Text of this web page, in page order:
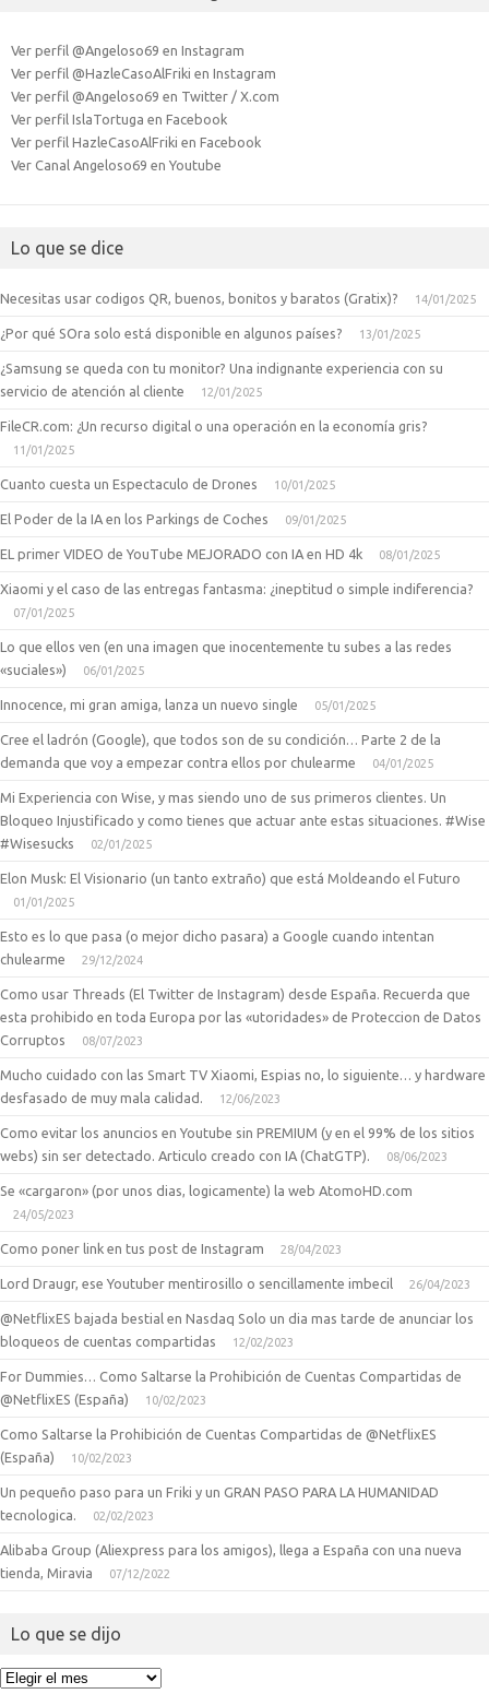
Ver perfil @Angeloso69 en Instagram
Ver perfil @HazleCasoAlFriki en Instagram
Ver perfil @Angeloso69 en Twitter / X.com
Ver perfil IslaTortuga en Facebook
Ver perfil HazleCasoAlFriki en Facebook
Ver Canal Angeloso69 en Youtube
Lo que se dice
Necesitas usar codigos QR, buenos, bonitos y baratos (Gratix)? 14/01/2025
¿Por qué SOra solo está disponible en algunos países? 13/01/2025
¿Samsung se queda con tu monitor? Una indignante experiencia con su
servicio de atención al cliente
12/01/2025
FileCR.com: ¿Un recurso digital o una operación en la economía gris?
11/01/2025
Cuanto cuesta un Espectaculo de Drones 10/01/2025
El Poder de la IA en los Parkings de Coches 09/01/2025
EL primer VIDEO de YouTube MEJORADO con IA en HD 4k 08/01/2025
Xiaomi y el caso de las entregas fantasma: ¿ineptitud o simple indiferencia?
07/01/2025
Lo que ellos ven (en una imagen que inocentemente tu subes a las redes
«suciales»)
06/01/2025
Innocence, mi gran amiga, lanza un nuevo single 05/01/2025
Cree el ladrón (Google), que todos son de su condición… Parte 2 de la
demanda que voy a empezar contra ellos por chulearme
04/01/2025
Mi Experiencia con Wise, y mas siendo uno de sus primeros clientes. Un
Bloqueo Injustificado y como tienes que actuar ante estas situaciones. #Wise
#Wisesucks
02/01/2025
Elon Musk: El Visionario (un tanto extraño) que está Moldeando el Futuro
01/01/2025
Esto es lo que pasa (o mejor dicho pasara) a Google cuando intentan
chulearme
29/12/2024
Como usar Threads (El Twitter de Instagram) desde España. Recuerda que
esta prohibido en toda Europa por las «utoridades» de Proteccion de Datos
Corruptos
08/07/2023
Mucho cuidado con las Smart TV Xiaomi, Espias no, lo siguiente… y hardware
desfasado de muy mala calidad.
12/06/2023
Como evitar los anuncios en Youtube sin PREMIUM (y en el 99% de los sitios
webs) sin ser detectado. Articulo creado con IA (ChatGTP).
08/06/2023
Se «cargaron» (por unos dias, logicamente) la web AtomoHD.com
24/05/2023
Como poner link en tus post de Instagram 28/04/2023
Lord Draugr, ese Youtuber mentirosillo o sencillamente imbecil 26/04/2023
@NetflixES bajada bestial en Nasdaq Solo un dia mas tarde de anunciar los
bloqueos de cuentas compartidas
12/02/2023
For Dummies… Como Saltarse la Prohibición de Cuentas Compartidas de
@NetflixES (España)
10/02/2023
Como Saltarse la Prohibición de Cuentas Compartidas de @NetflixES
(España)
10/02/2023
Un pequeño paso para un Friki y un GRAN PASO PARA LA HUMANIDAD
tecnologica.
02/02/2023
Alibaba Group (Aliexpress para los amigos), llega a España con una nueva
tienda, Miravia
07/12/2022
Lo que se dijo
Lo